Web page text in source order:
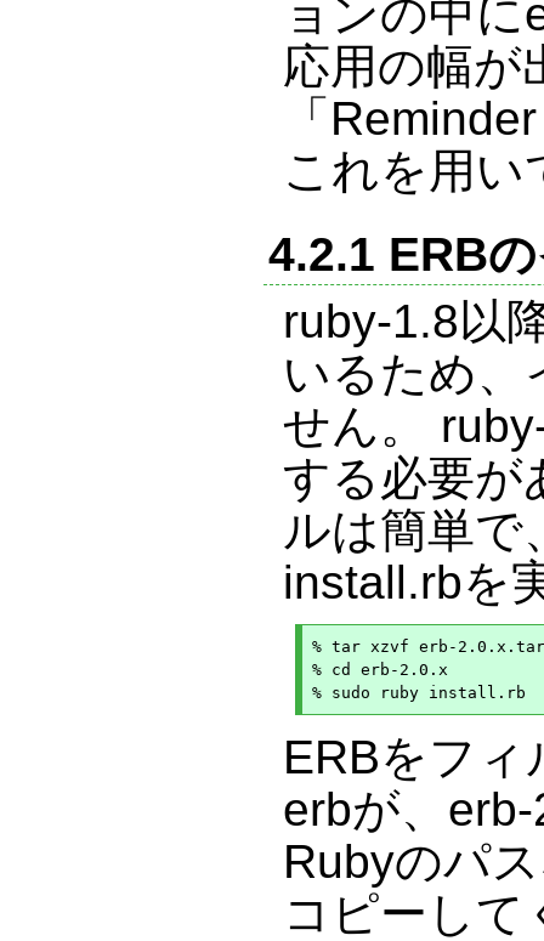
ョンの中
応用の幅が
「
これを用い
4.2.1 ERB
ruby-1.8以
いるため、
せん。
する必要が
ルは簡単で
install.rbを
% tar xzvf erb-
% cd erb-2.0.x
ERBをフ
erbが、
Rubyのパ
コピーして